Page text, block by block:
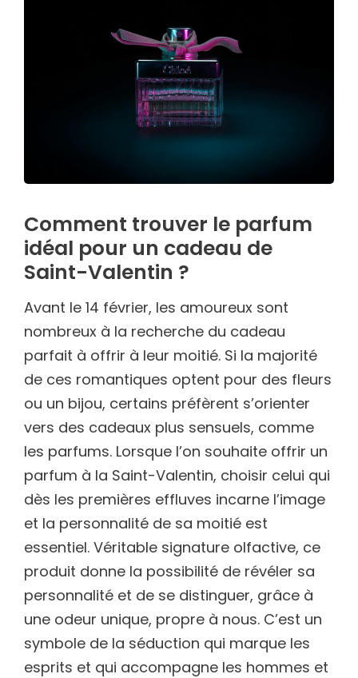
Comment trouver le parfum
idéal pour un cadeau de
Saint-Valentin ?
Avant le 14 février, les amoureux sont
nombreux à la recherche du cadeau
parfait à offrir à leur moitié. Si la majorité
de ces romantiques optent pour des fleurs
ou un bijou, certains préfèrent s’orienter
vers des cadeaux plus sensuels, comme
les parfums. Lorsque l’on souhaite offrir un
parfum à la Saint-Valentin, choisir celui qui
dès les premières effluves incarne l’image
et la personnalité de sa moitié est
essentiel. Véritable signature olfactive, ce
produit donne la possibilité de révéler sa
personnalité et de se distinguer, grâce à
une odeur unique, propre à nous. C’est un
symbole de la séduction qui marque les
esprits et qui accompagne les hommes et